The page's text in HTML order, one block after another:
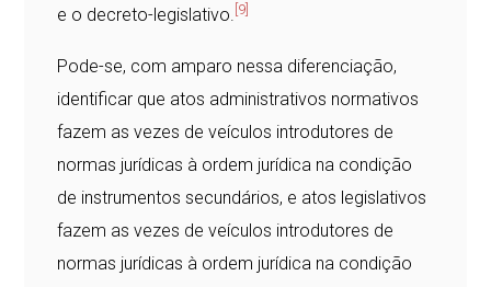
e o decreto-legislativo. [9]
Pode-se, com amparo nessa diferenciação,
identificar que atos administrativos normativos
fazem as vezes de veículos introdutores de
normas jurídicas à ordem jurídica na condição
de instrumentos secundários, e atos legislativos
fazem as vezes de veículos introdutores de
normas jurídicas à ordem jurídica na condição